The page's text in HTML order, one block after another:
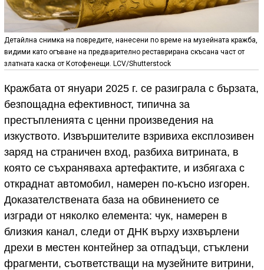
Детайлна снимка на повредите, нанесени по време на музейната кражба,
видими като огъване на предварително реставрирана скъсана част от
златната каска от Котофенещи. LCV/Shutterstock
Кражбата от януари 2025 г. се разиграла с бързата,
безпощадна ефективност, типична за
престъпленията с ценни произведения на
изкуството. Извършителите взривиха експлозивен
заряд на страничен вход, разбиха витрината, в
която се съхраняваха артефактите, и избягаха с
откраднат автомобил, намерен по-късно изгорен.
Доказателствената база на обвинението се
изгради от няколко елемента: чук, намерен в
близкия канал, следи от ДНК върху изхвърлени
дрехи в местен контейнер за отпадъци, стъклени
фрагменти, съответстващи на музейните витрини,